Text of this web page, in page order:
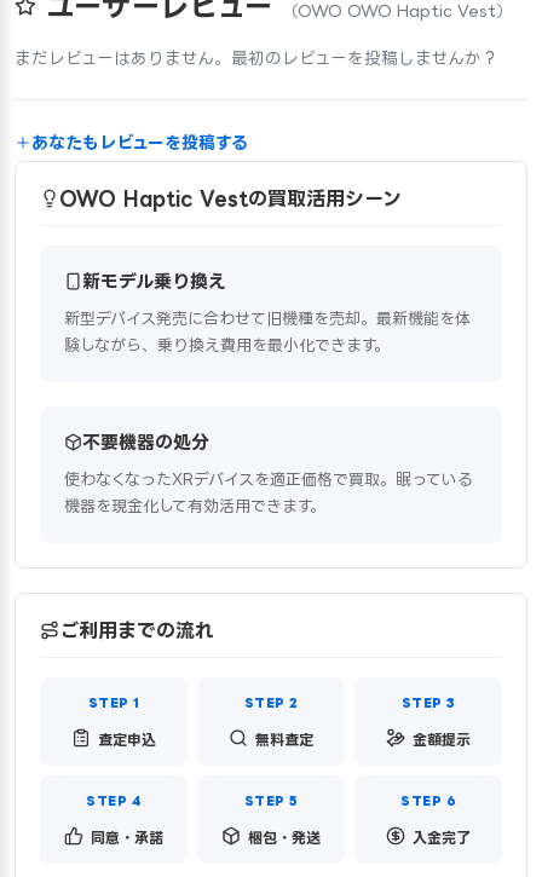
（OWO OWO Haptic Vest）
まだレビューはありません。最初のレビューを投稿しませんか？
あなたもレビューを投稿する
OWO Haptic Vestの買取活用シーン
新モデル乗り換え
新型デバイス発売に合わせて旧機種を売却。最新機能を体
験しながら、乗り換え費用を最小化できます。
不要機器の処分
使わなくなったXRデバイスを適正価格で買取。眠っている
機器を現金化して有効活用できます。
ご利用までの流れ
査定申込 無料査定 金額提示
同意・承諾 梱包・発送 入金完了